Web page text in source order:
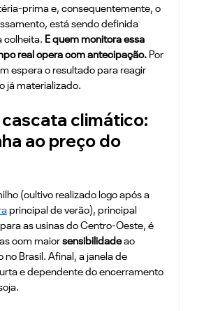
prima e, consequentemente, o
está sendo definida
colheita. E quem monitora essa
real opera com antecipação. Por
espera o resultado para reagir
já materializado.
climático:
ao preço do
(cultivo realizado logo após a
principal de verão), principal
as usinas do Centro-Oeste, é
com maior sensibilidade ao
no Brasil. Afinal, a janela de
e dependente do encerramento